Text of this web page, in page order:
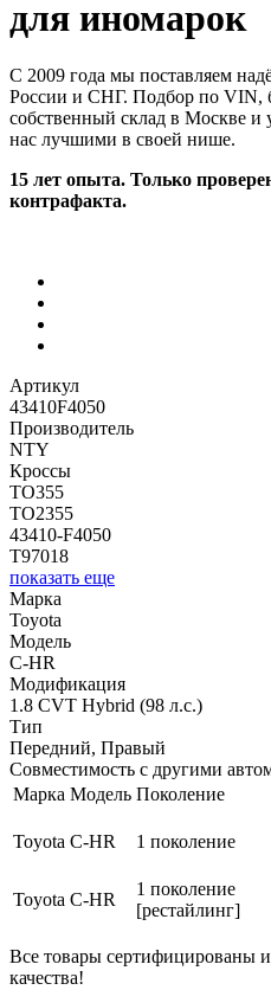
для иномарок
С 2009 года мы поставляем
России и СНГ. Подбор по VIN,
собственный склад в Москве и
нас лучшими в своей нише.
15 лет опыта. Только
контрафакта.
Артикул
43410F4050
Производитель
NTY
Кроссы
TO355
TO2355
43410-F4050
T97018
показать еще
Марка
Toyota
Модель
C-HR
Модификация
1.8 CVT Hybrid (98 л.с.)
Тип
Передний, Правый
Совместимость с другими
Марка Модель Поколение
Toyota C-HR 1 поколение
Toyota C-HR
1 поколение
[рестайлинг]
Все товары сертифицированы
качества!